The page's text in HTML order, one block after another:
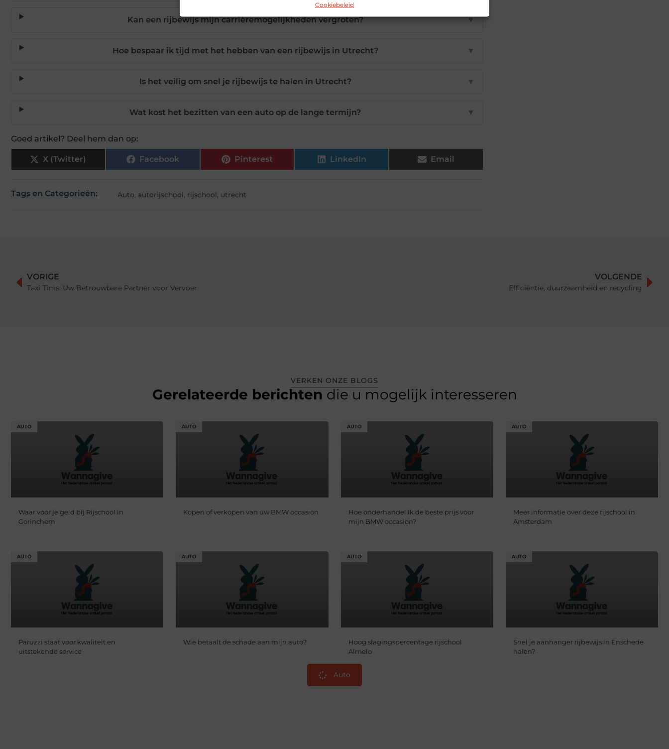
Cookiebeleid
Kan een rijbewijs mijn carrièremogelijkheden vergroten? ▼
Hoe bespaar ik tijd met het hebben van een rijbewijs in Utrecht? ▼
Is het veilig om snel je rijbewijs te halen in Utrecht? ▼
Wat kost het bezitten van een auto op de lange termijn? ▼
Goed artikel? Deel hem dan op:
X (Twitter) Facebook Pinterest LinkedIn Email
Tags en Categorieën: Auto, autorijschool, rijschool, utrecht
VORIGE
Taxi Tims: Uw Betrouwbare Partner voor Vervoer
VOLGENDE
Efficiëntie, duurzaamheid en recycling
VERKEN ONZE BLOGS
Gerelateerde berichten die u mogelijk interesseren
AUTO
Waar voor je geld bij Rijschool in
Gorinchem
AUTO
Kopen of verkopen van uw BMW occasion
AUTO
Hoe onderhandel ik de beste prijs voor
mijn BMW occasion?
AUTO
Meer informatie over deze rijschool in
Amsterdam
AUTO
Paruzzi staat voor kwaliteit en
uitstekende service
AUTO
Wie betaalt de schade aan mijn auto?
AUTO
Hoog slagingspercentage rijschool
Almelo
AUTO
Snel je aanhanger rijbewijs in Enschede
halen?
Auto